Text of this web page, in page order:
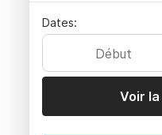
Dates:
Début
Voir